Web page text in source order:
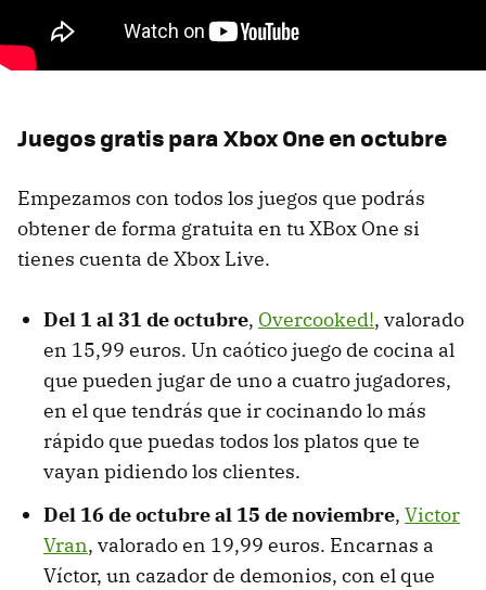
Juegos gratis para Xbox One en octubre
Empezamos con todos los juegos que podrás
obtener de forma gratuita en tu XBox One si
tienes cuenta de Xbox Live.
Del 1 al 31 de octubre, Overcooked!, valorado
en 15,99 euros. Un caótico juego de cocina al
que pueden jugar de uno a cuatro jugadores,
en el que tendrás que ir cocinando lo más
rápido que puedas todos los platos que te
vayan pidiendo los clientes.
Del 16 de octubre al 15 de noviembre, Victor
Vran, valorado en 19,99 euros. Encarnas a
Víctor, un cazador de demonios, con el que